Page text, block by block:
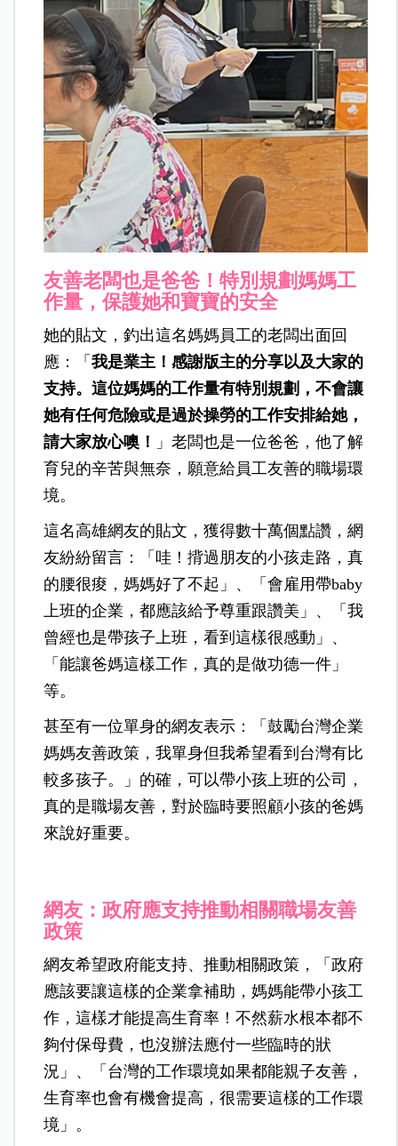
友善老闆也是爸爸！特別規劃媽媽工
作量，保護她和寶寶的安全
她的貼文，釣出這名媽媽員工的老闆出面回
應：「我是業主！感謝版主的分享以及大家的
支持。這位媽媽的工作量有特別規劃，不會讓
她有任何危險或是過於操勞的工作安排給她，
請大家放心噢！
」老闆也是一位爸爸，他了解
育兒的辛苦與無奈，願意給員工友善的職場環
境。
這名高雄網友的貼文，獲得數十萬個點讚，網
友紛紛留言：「哇！揹過朋友的小孩走路，真
的腰很痠，媽媽好了不起」、「會雇用帶baby
上班的企業，都應該給予尊重跟讚美」、「我
曾經也是帶孩子上班，看到這樣很感動」、
「能讓爸媽這樣工作，真的是做功德一件」
等。
甚至有一位單身的網友表示：「鼓勵台灣企業
媽媽友善政策，我單身但我希望看到台灣有比
較多孩子。」的確，可以帶小孩上班的公司，
真的是職場友善，對於臨時要照顧小孩的爸媽
來說好重要。
網友：政府應支持推動相關職場友善
政策
網友希望政府能支持、推動相關政策，「政府
應該要讓這樣的企業拿補助，媽媽能帶小孩工
作，這樣才能提高生育率！不然薪水根本都不
夠付保母費，也沒辦法應付一些臨時的狀
況」、「台灣的工作環境如果都能親子友善，
生育率也會有機會提高，很需要這樣的工作環
境」。